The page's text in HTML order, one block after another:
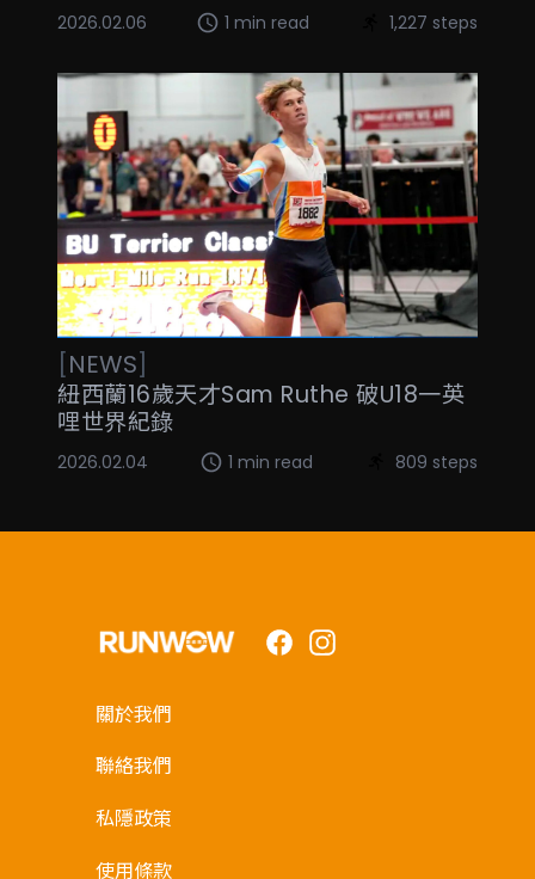
2026.02.06 1 min read 1,227 steps
[NEWS]
紐西蘭16歲天才Sam Ruthe 破U18一英
哩世界紀錄
2026.02.04 1 min read 809 steps
FacebookInstagram
關於我們
聯絡我們
私隱政策
使用條款